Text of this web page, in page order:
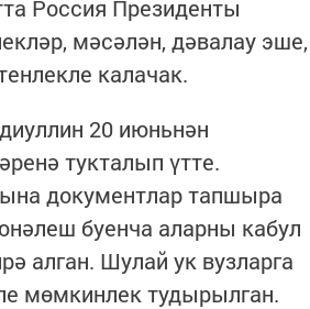
Россия Президенты
мәсәлән, дәвалау эше,
калачак.
20 июньнән
тукталып үтте.
документлар тапшыра
буенча аларны кабул
алган. Шулай ук вузларга
мөмкинлек тудырылган.